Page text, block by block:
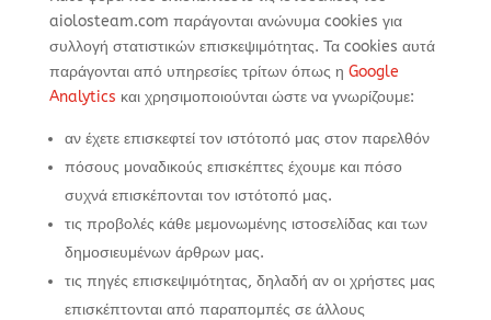
aiolosteam.com παράγονται ανώνυμα cookies για
συλλογή στατιστικών επισκεψιμότητας. Τα cookies αυτά
παράγονται από υπηρεσίες τρίτων όπως η Google
Analytics και χρησιμοποιούνται ώστε να γνωρίζουμε:
αν έχετε επισκεφτεί τον ιστότοπό μας στον παρελθόν
πόσους μοναδικούς επισκέπτες έχουμε και πόσο
συχνά επισκέπονται τον ιστότοπό μας.
τις προβολές κάθε μεμονωμένης ιστοσελίδας και των
δημοσιευμένων άρθρων μας.
τις πηγές επισκεψιμότητας, δηλαδή αν οι χρήστες μας
επισκέπτονται από παραπομπές σε άλλους